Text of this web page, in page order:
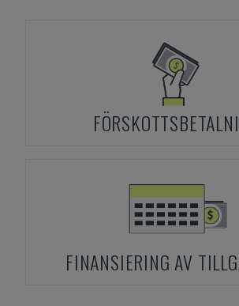
FINANSIERING AV